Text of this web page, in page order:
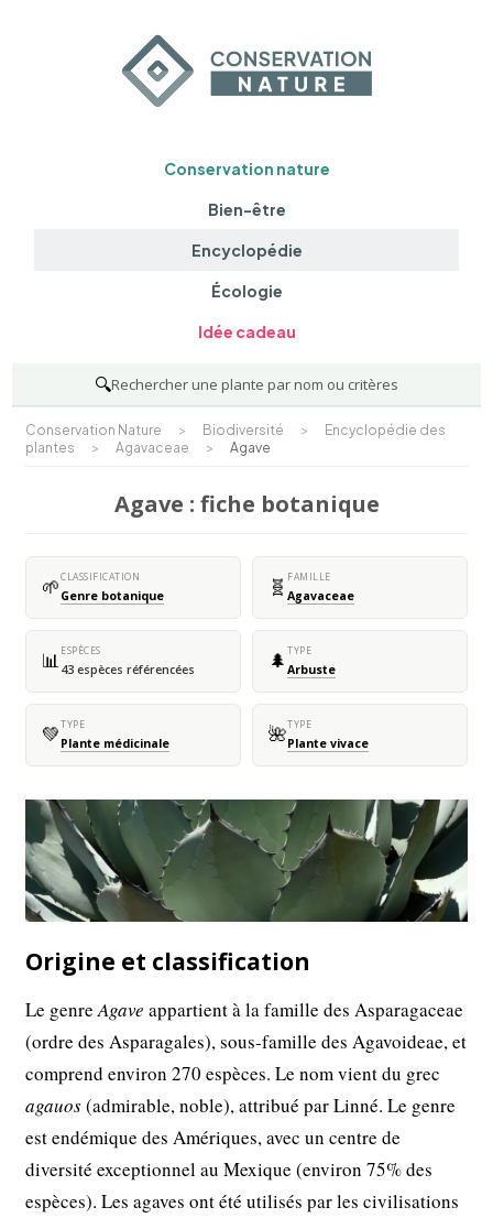
Conservation nature
Bien-être
Encyclopédie
Écologie
Idée cadeau
🔍Rechercher une plante par nom ou critères
Conservation Nature > Biodiversité >
Encyclopédie des
plantes
> Agavaceae > Agave
Agave : fiche botanique
🌱CLASSIFICATION
Genre botanique 🧬 FAMILLE
Agavaceae
📊ESPÈCES
43 espèces référencées 🌲 TYPE
Arbuste
💚TYPE
Plante médicinale 🌺TYPE
Plante vivace
Origine et classification
Le genreAgave appartient à la famille des Asparagaceae
(ordre des Asparagales), sous-famille des Agavoideae, et
comprend environ 270 espèces. Le nom vient du grec
agauos(admirable, noble), attribué par Linné. Le genre
est endémique des Amériques, avec un centre de
diversité exceptionnel au Mexique (environ 75% des
espèces). Les agaves ont été utilisés par les civilisations